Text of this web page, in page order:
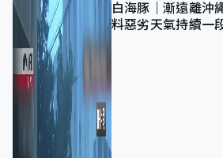
白海豚｜漸遠離
料惡劣天氣持續一